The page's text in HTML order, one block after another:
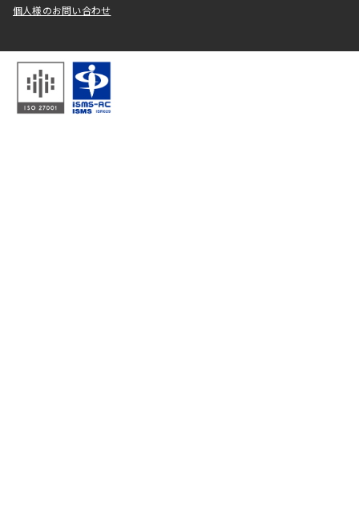
個人様のお問い合わせ